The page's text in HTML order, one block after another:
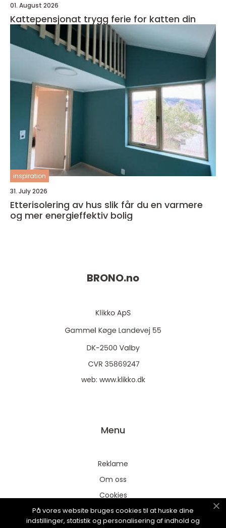
01. August 2026
Kattepensjonat trygg ferie for katten din
inspiration
31. July 2026
Etterisolering av hus slik får du en varmere
og mer energieffektiv bolig
BRONO.no
web: www.klikko.dk
Menu
Reklame
Om oss
Cookies
Kontakt Oss
På vores website bruges cookies til at huske dine
indstillinger, statistik og personalisering af indhold og